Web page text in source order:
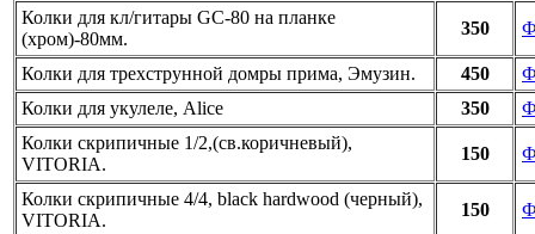
Колки для кл/гитары GС-80 на планке
(хром)-80мм.
350
Колки для трехструнной домры прима, Эмузин. 450
Колки для укулеле, Alice
350
Колки скрипичные 1/2,(св.коричневый),
VITORIA.
150
Колки скрипичные 4/4, black hardwood (черный),
VITORIA.
150